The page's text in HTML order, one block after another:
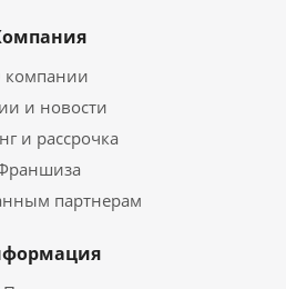
компании
и новости
и рассрочка
партнерам